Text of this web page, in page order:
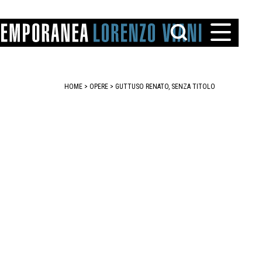
HOME > OPERE > GUTTUSO RENATO, SENZA TITOLO